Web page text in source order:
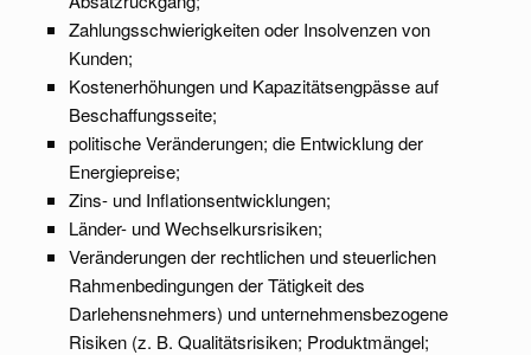
Zahlungsschwierigkeiten oder Insolvenzen von
Kunden;
Kostenerhöhungen und Kapazitätsengpässe auf
Beschaffungsseite;
politische Veränderungen; die Entwicklung der
Energiepreise;
Zins- und Inflationsentwicklungen;
Länder- und Wechselkursrisiken;
Veränderungen der rechtlichen und steuerlichen
Rahmenbedingungen der Tätigkeit des
Darlehensnehmers) und unternehmensbezogene
Risiken (z. B. Qualitätsrisiken; Produktmängel;